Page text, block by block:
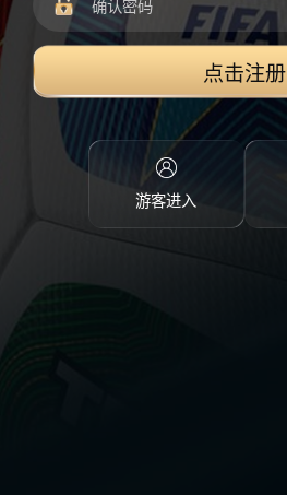
点击注册
游客进入